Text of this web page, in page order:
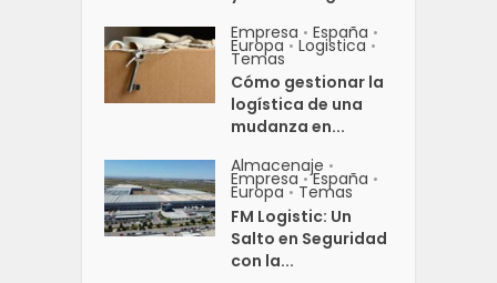
Empresa • España •
Europa • Logistica •
Temas
Cómo gestionar la
logística de una
mudanza en...
Almacenaje •
Empresa • España •
Europa • Temas
FM Logistic: Un
Salto en Seguridad
con la...